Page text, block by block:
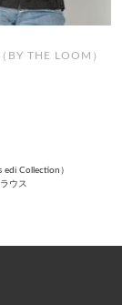
BY THE LOOM）
edi Collection）
ウス